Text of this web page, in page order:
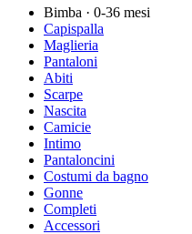
Bimba · 0-36 mesi
Capispalla
Maglieria
Pantaloni
Abiti
Scarpe
Nascita
Camicie
Intimo
Pantaloncini
Costumi da bagno
Gonne
Completi
Accessori